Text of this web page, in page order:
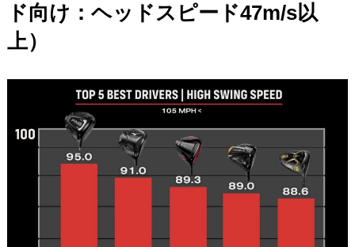
ド向け：ヘッドスピード47m/s以
上）